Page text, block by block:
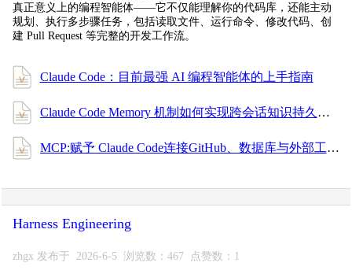
真正意义上的编程智能体——它不仅能理解你的代码库，还能主动
规划、执行多步骤任务，包括读取文件、运行命令、修改代码、创
建 Pull Request 等完整的开发工作流。
Claude Code：目前最强 AI 编程智能体的上手指南
Claude Code Memory 机制如何实现跨会话知识持久化
MCP:赋予 Claude Code连接GitHub、数据库与外部工具
Harness Engineering
zhgx 发布于 2026-6-5 浏览数：467 点赞数：1